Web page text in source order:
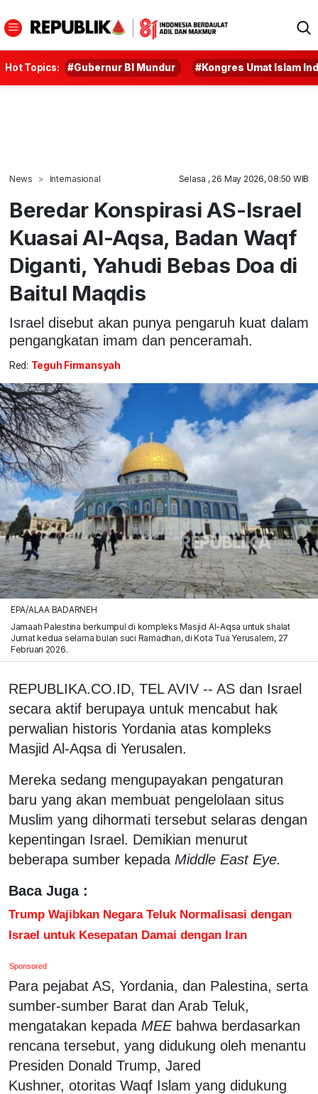
Hot Topics: #Gubernur BI Mundur #Kongres Umat Islam
News Internasional Selasa , 26 May 2026, 08:50 WIB
Beredar Konspirasi AS-Israel
Kuasai Al-Aqsa, Badan Waqf
Diganti, Yahudi Bebas Doa di
Baitul Maqdis
Israel disebut akan punya pengaruh kuat dalam
pengangkatan imam dan penceramah.
Red: Teguh Firmansyah
EPA/ALAA BADARNEH
Jamaah Palestina berkumpul di kompleks Masjid Al-Aqsa untuk shalat
Jumat kedua selama bulan suci Ramadhan, di Kota Tua Yerusalem, 27
Februari 2026.
REPUBLIKA.CO.ID, TEL AVIV -- AS dan Israel
secara aktif berupaya untuk mencabut hak
perwalian historis Yordania atas kompleks
Masjid Al-Aqsa di Yerusalen.
Mereka sedang mengupayakan pengaturan
baru yang akan membuat pengelolaan situs
Muslim yang dihormati tersebut selaras dengan
kepentingan Israel. Demikian menurut
beberapa sumber kepada Middle East Eye.
Baca Juga :
Trump Wajibkan Negara Teluk Normalisasi dengan
Israel untuk Kesepatan Damai dengan Iran
Sponsored
Para pejabat AS, Yordania, dan Palestina, serta
sumber-sumber Barat dan Arab Teluk,
mengatakan kepada MEEbahwa berdasarkan
rencana tersebut, yang didukung oleh menantu
Presiden Donald Trump, Jared
Kushner, otoritas Waqf Islam yang didukung